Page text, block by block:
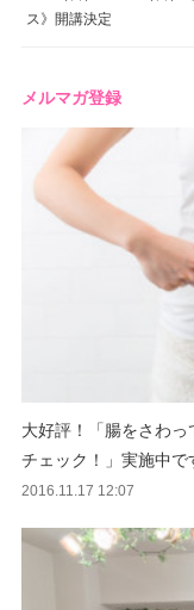
ス》開講決定
メルマガ登録
大好評！「腸をさわ
チェック！」実施中で
2016.11.17 12:07